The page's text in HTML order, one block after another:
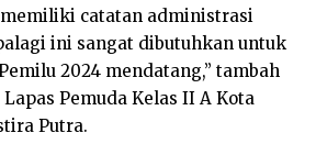
catatan administrasi
ini sangat dibutuhkan untuk
2024 mendatang,” tambah
Pemuda Kelas II A Kota
Putra.